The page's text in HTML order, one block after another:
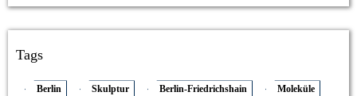
Tags
Berlin Skulptur Berlin-Friedrichshain
Moleküle